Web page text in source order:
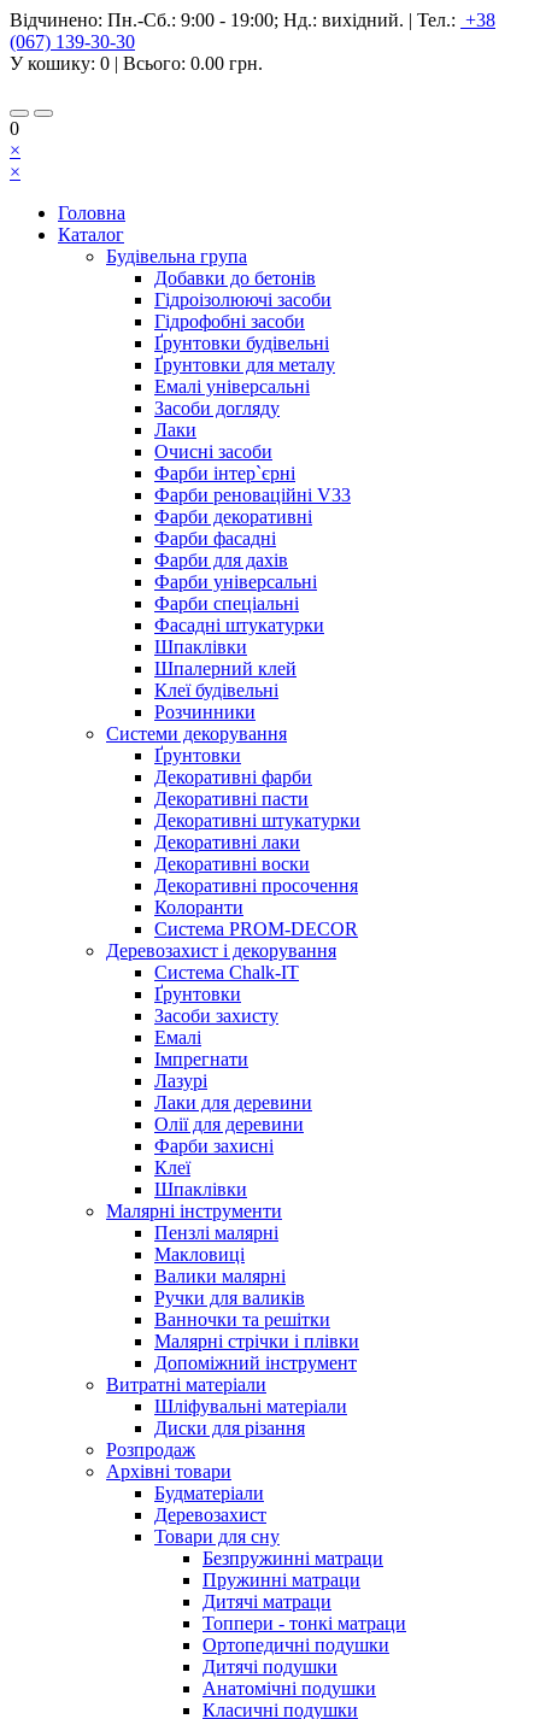
Відчинено: Пн.-Сб.: 9:00 - 19:00; Нд.: вихідний. | Тел.: +38
(067) 139-30-30
У кошику: 0 | Всього: 0.00 грн.
0
×
×
Головна
Каталог
Будівельна група
Добавки до бетонів
Гідроізолюючі засоби
Гідрофобні засоби
Ґрунтовки будівельні
Ґрунтовки для металу
Емалі універсальні
Засоби догляду
Лаки
Очисні засоби
Фарби інтер`єрні
Фарби реноваційні V33
Фарби декоративні
Фарби фасадні
Фарби для дахів
Фарби універсальні
Фарби спеціальні
Фасадні штукатурки
Шпаклівки
Шпалерний клей
Клеї будівельні
Розчинники
Системи декорування
Ґрунтовки
Декоративні фарби
Декоративні пасти
Декоративні штукатурки
Декоративні лаки
Декоративні воски
Декоративні просочення
Колоранти
Система PROM-DECOR
Деревозахист і декорування
Система Chalk-IT
Ґрунтовки
Засоби захисту
Емалі
Імпрегнати
Лазурі
Лаки для деревини
Олії для деревини
Фарби захисні
Клеї
Шпаклівки
Малярні інструменти
Пензлі малярні
Макловиці
Валики малярні
Ручки для валиків
Ванночки та решітки
Малярні стрічки і плівки
Допоміжний інструмент
Витратні матеріали
Шліфувальні матеріали
Диски для різання
Розпродаж
Архівні товари
Будматеріали
Деревозахист
Товари для сну
Безпружинні матраци
Пружинні матраци
Дитячі матраци
Топпери - тонкі матраци
Ортопедичні подушки
Дитячі подушки
Анатомічні подушки
Класичні подушки